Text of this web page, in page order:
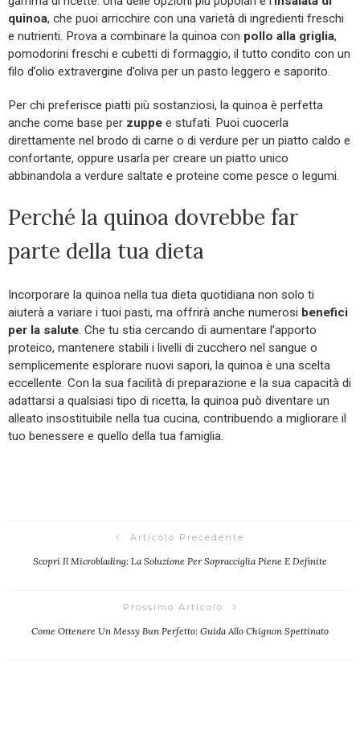
quinoa, che puoi arricchire con una varietà di ingredienti freschi
e nutrienti. Prova a combinare la quinoa con pollo alla griglia,
pomodorini freschi e cubetti di formaggio, il tutto condito con un
filo d’olio extravergine d’oliva per un pasto leggero e saporito.
Per chi preferisce piatti più sostanziosi, la quinoa è perfetta
anche come base per zuppe e stufati. Puoi cuocerla
direttamente nel brodo di carne o di verdure per un piatto caldo e
confortante, oppure usarla per creare un piatto unico
abbinandola a verdure saltate e proteine come pesce o legumi.
Perché la quinoa dovrebbe far
parte della tua dieta
Incorporare la quinoa nella tua dieta quotidiana non solo ti
aiuterà a variare i tuoi pasti, ma offrirà anche numerosi benefici
per la salute. Che tu stia cercando di aumentare l’apporto
proteico, mantenere stabili i livelli di zucchero nel sangue o
semplicemente esplorare nuovi sapori, la quinoa è una scelta
eccellente. Con la sua facilità di preparazione e la sua capacità di
adattarsi a qualsiasi tipo di ricetta, la quinoa può diventare un
alleato insostituibile nella tua cucina, contribuendo a migliorare il
tuo benessere e quello della tua famiglia.
Articolo Precedente
Scopri Il Microblading: La Soluzione Per Sopracciglia Piene E Definite
Prossimo Articolo
Come Ottenere Un Messy Bun Perfetto: Guida Allo Chignon Spettinato